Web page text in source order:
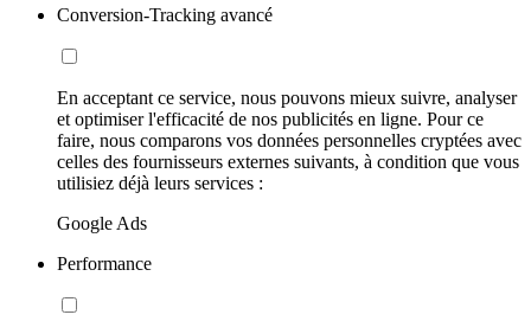
Conversion-Tracking avancé
En acceptant ce service, nous pouvons mieux suivre, analyser
et optimiser l'efficacité de nos publicités en ligne. Pour ce
faire, nous comparons vos données personnelles cryptées avec
celles des fournisseurs externes suivants, à condition que vous
utilisiez déjà leurs services :
Google Ads
Performance